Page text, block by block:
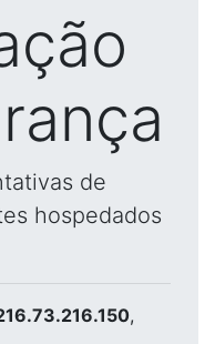
de
hospedados
,